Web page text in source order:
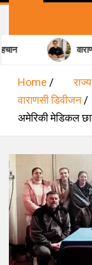
वाराणसी में शिशु
Home राज्य
वाराणसी डिवीजन
अमेरिकी मेडिकल